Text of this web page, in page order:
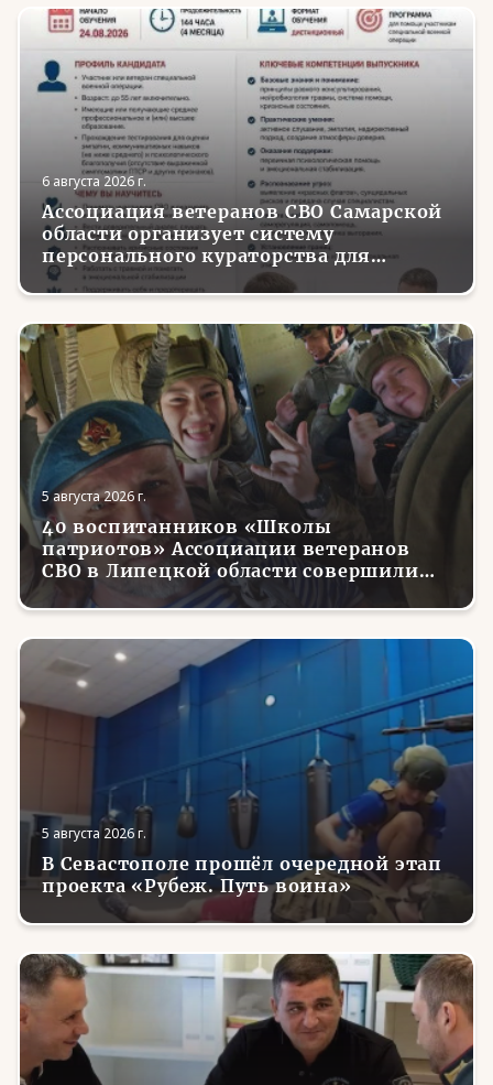
6 августа 2026 г.
Ассоциация ветеранов СВО Самарской
области организует систему
персонального кураторства для
трудоустройства и социализации
вернувшихся с фронта бойцов
5 августа 2026 г.
40 воспитанников «Школы
патриотов» Ассоциации ветеранов
СВО в Липецкой области совершили
первые парашютные прыжки
5 августа 2026 г.
В Севастополе прошёл очередной этап
проекта «Рубеж. Путь воина»